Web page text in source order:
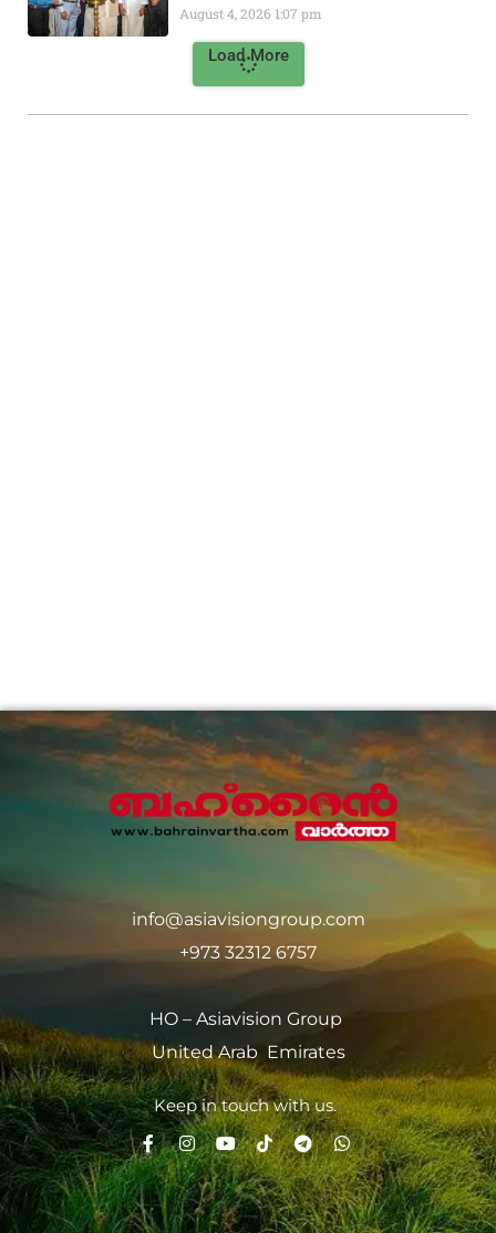
August 4, 2026 1:07 pm
Load More
info@asiavisiongroup.com
+973 32312 6757
HO – Asiavision Group
United Arab Emirates
Keep in touch with us.